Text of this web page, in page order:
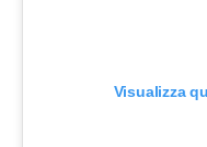
Visualizza